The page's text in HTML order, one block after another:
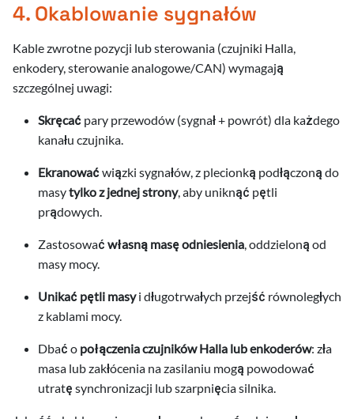
4. Okablowanie sygnałów
Kable zwrotne pozycji lub sterowania (czujniki Halla,
enkodery, sterowanie analogowe/CAN) wymagają
szczególnej uwagi:
Skręcać pary przewodów (sygnał + powrót) dla każdego
kanału czujnika.
Ekranowaćwiązki sygnałów, z plecionką podłączoną do
masytylko z jednej strony, aby uniknąć pętli
prądowych.
Zastosować własną masę odniesienia, oddzieloną od
masy mocy.
Unikać pętli masyi długotrwałych przejść równoległych
z kablami mocy.
Dbać o połączenia czujników Halla lub enkoderów: zła
masa lub zakłócenia na zasilaniu mogą powodować
utratę synchronizacji lub szarpnięcia silnika.